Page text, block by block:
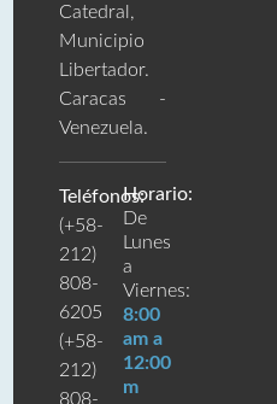
Catedral,
Municipio
Libertador.
Caracas -
Venezuela.
Teléfonos:
(+58-
212)
808-
6205
(+58-
212)
808-
Horario:
De
Lunes
a
Viernes:
8:00
am a
12:00
m